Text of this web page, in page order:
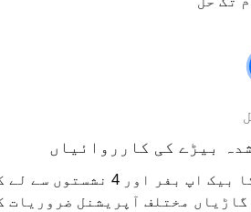
بیڑے کی کارروائیاں
گاڑیاں مختلف آپریشنل ضروریات